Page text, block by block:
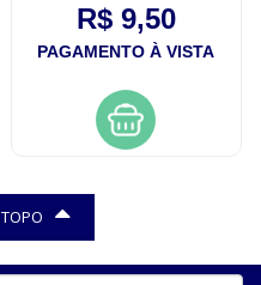
R$ 9,50
PAGAMENTO À VISTA